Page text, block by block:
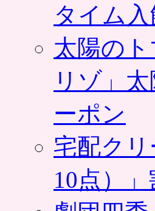
容
ド
ン
ク
な
ど
タイム
太陽の
リゾ」
ーポン
宅配ク
10点）